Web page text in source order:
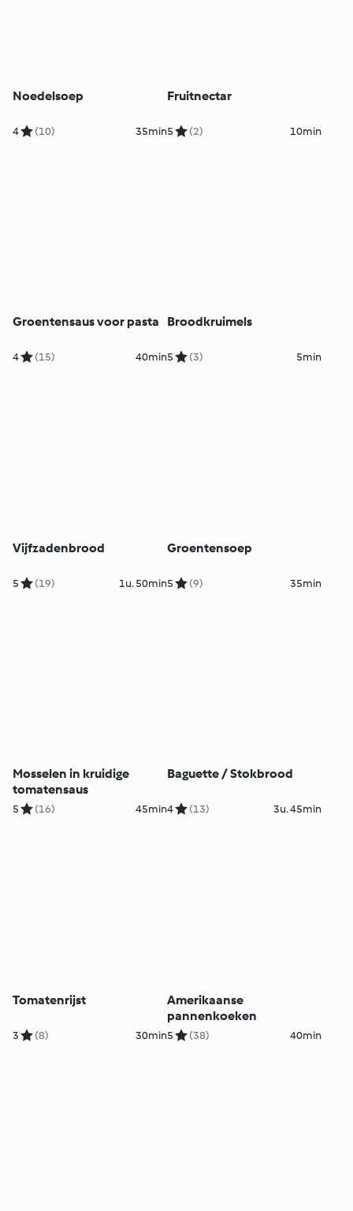
Noedelsoep
4 (10) 35min
Fruitnectar
5 (2) 10min
Groentensaus voor pasta
4 (15) 40min
Broodkruimels
5 (3) 5min
Vijfzadenbrood
5 (19) 1u. 50min
Groentensoep
5 (9) 35min
Mosselen in kruidige
tomatensaus
5 (16) 45min
Baguette / Stokbrood
4 (13) 3u. 45min
Tomatenrijst
3 (8) 30min
Amerikaanse
pannenkoeken
5 (38) 40min